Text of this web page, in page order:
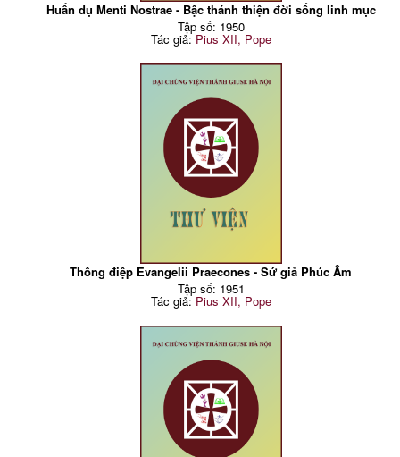
Huấn dụ Menti Nostrae - Bậc thánh thiện đời sống linh mục
Tập số: 1950
Tác giả: Pius XII, Pope
Thông điệp Evangelii Praecones - Sứ giả Phúc Âm
Tập số: 1951
Tác giả: Pius XII, Pope